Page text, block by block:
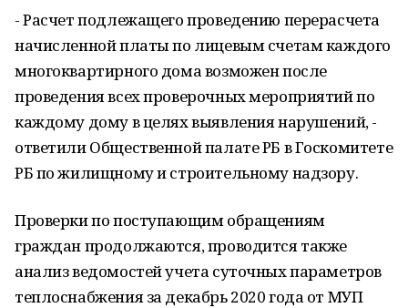
- Расчет подлежащего проведению перерасчета
начисленной платы по лицевым счетам каждого
многоквартирного дома возможен после
проведения всех проверочных мероприятий по
каждому дому в целях выявления нарушений, -
ответили Общественной палате РБ в Госкомитете
РБ по жилищному и строительному надзору.
Проверки по поступающим обращениям
граждан продолжаются, проводится также
анализ ведомостей учета суточных параметров
теплоснабжения за декабрь 2020 года от МУП